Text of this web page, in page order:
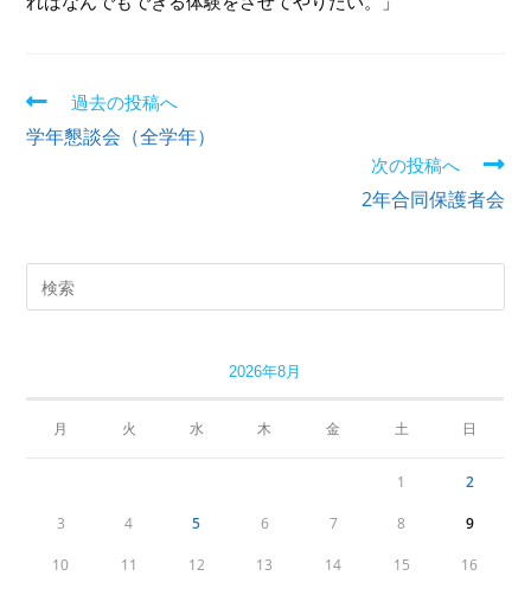
過去の投稿へ
学年懇談会（全学年）
次の投稿へ
2年合同保護者会
2026年8月
月 火 水 木 金 土 日
1 2
3 4 5 6 7 8 9
10 11 12 13 14 15 16